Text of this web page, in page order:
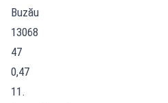
Buzău
13068
47
0,47
11.